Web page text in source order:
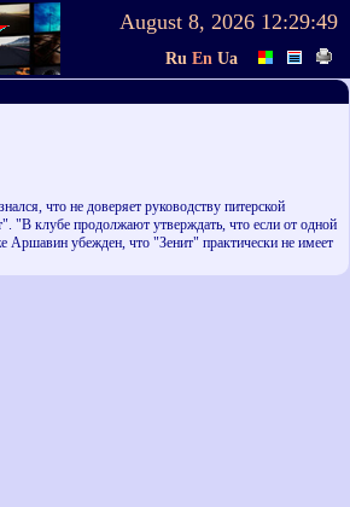
August 8, 2026 12:29:49
Ru En Ua
что не доверяет руководству питерской
"В клубе продолжают утверждать, что если от одной
Аршавин убежден, что "Зенит" практически не имеет